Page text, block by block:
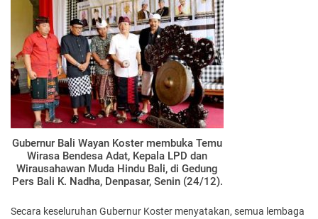
Gubernur Bali Wayan Koster membuka Temu
Wirasa Bendesa Adat, Kepala LPD dan
Wirausahawan Muda Hindu Bali, di Gedung
Pers Bali K. Nadha, Denpasar, Senin (24/12).
Secara keseluruhan Gubernur Koster menyatakan, semua lembaga